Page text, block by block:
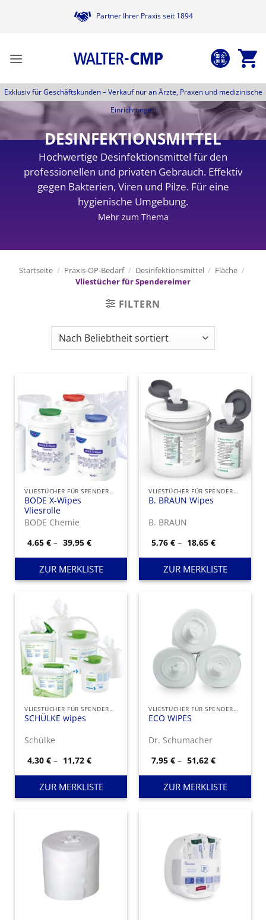
Partner Ihrer Praxis seit 1894
Exklusiv für Geschäftskunden –Verkauf nur an Ärzte, Praxen und medizinische
Einrichtungen
DESINFEKTIONSMITTEL
Hochwertige Desinfektionsmittel für den
professionellen und privaten Gebrauch. Effektiv
gegen Bakterien, Viren und Pilze. Für eine
hygienische Umgebung.
Mehr zum Thema
Startseite / Praxis-OP-Bedarf / Desinfektionsmittel / Fläche /
Vliestücher für Spendereimer
FILTERN
VLIESTÜCHER FÜR SPENDEREIMER
BODE X-Wipes
Vliesrolle
BODE Chemie
4,65€ – 39,95€Preisspanne:
4,65 €
bis
39,95 €
ZUR MERKLISTE
VLIESTÜCHER FÜR SPENDEREIMER
B. BRAUN Wipes
B. BRAUN
5,76€ – 18,65€
5,76 €
bis
18,65 €
ZUR MERKLISTE
VLIESTÜCHER FÜR SPENDEREIMER
SCHÜLKE wipes
Schülke
4,30€ – 11,72€Preisspanne:
4,30 €
bis
11,72 €
ZUR MERKLISTE
VLIESTÜCHER FÜR SPENDEREIMER
ECO WIPES
Dr. Schumacher
7,95€ – 51,62€
7,95 €
bis
51,62 €
ZUR MERKLISTE